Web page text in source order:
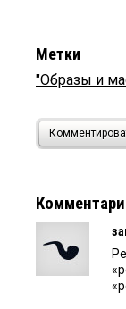
Метки
"Образы и